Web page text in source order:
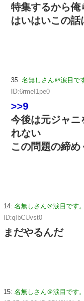
特集するから俺
はいはいこの話
35: 名無しさん＠涙目で
ID:6rmeI1pe0
>>9
今後は元ジャニ
れない
この問題の締め
14: 名無しさん＠涙目です
ID:qIbCUvst0
まだやるんだ
15: 名無しさん＠涙目です